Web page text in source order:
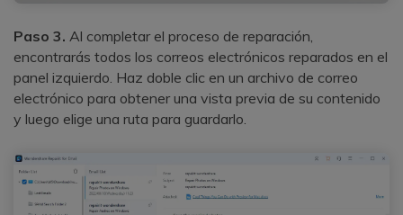
Paso 3. Al completar el proceso de reparación,
encontrarás todos los correos electrónicos reparados en el
panel izquierdo. Haz doble clic en un archivo de correo
electrónico para obtener una vista previa de su contenido
y luego elige una ruta para guardarlo.